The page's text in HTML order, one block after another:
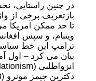
در چنین راستایی،
بازتعریف برخی از
تا حد ممکن آمریکا
ویتنام، و سپس
ترامپ این خط
بیان می کرد – اول